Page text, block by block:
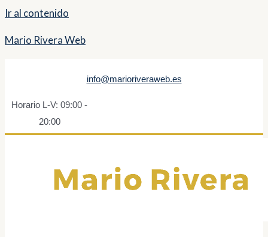
Ir al contenido
Mario Rivera Web
info@marioriveraweb.es
Horario L-V: 09:00 -
20:00